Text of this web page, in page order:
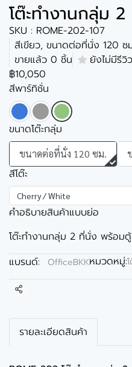
โต๊ะทำงานกลุ่ม
SKU : ROME-202-107
สีเขียว, ขนาดต่อที่นั่ง 120
ขายแล้ว 0 ชิ้น
ยังไม่มีรีวิว
฿10,050
สีพาร์ทิชั่น
ขนาดโต๊ะกลุ่ม
ขนาดต่อที่นั่ง 120 ซม.
สีโต๊ะ
Cherry / White
คำอธิบายสินค้าแบบย่อ
โต๊ะทำงานกลุ่ม 2 ที่นั่ง พร้อม
แบรนด์:
OfficeBKKหมวดหมู่:
แชร์
รายละเอียดสินค้า